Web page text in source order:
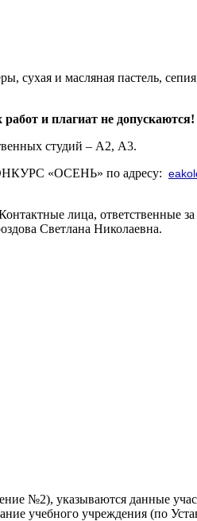
сухая и масляная пастель,
и плагиат не допускаются!
студий – А2, А3.
«ОСЕНЬ» по адресу:
лица, ответственные
Светлана Николаевна.
№2), указываются данные
учебного учреждения (по